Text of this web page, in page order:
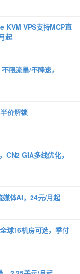
KVM VPS支持MCP直
起
限流量/不降速，
价解锁
CN2 GIA多线优化，
媒体AI，24元/月起
球16机房可选，季付